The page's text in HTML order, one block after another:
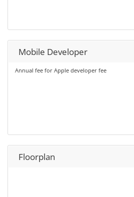
Mobile Developer
Annual fee for Apple developer fee
Floorplan